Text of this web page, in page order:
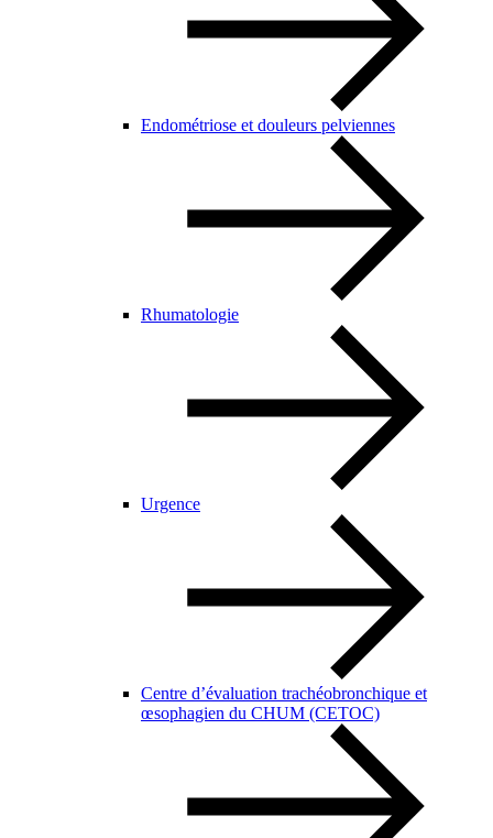
Endométriose et douleurs pelviennes
Rhumatologie
Urgence
Centre d’évaluation trachéobronchique et
œsophagien du CHUM (CETOC)